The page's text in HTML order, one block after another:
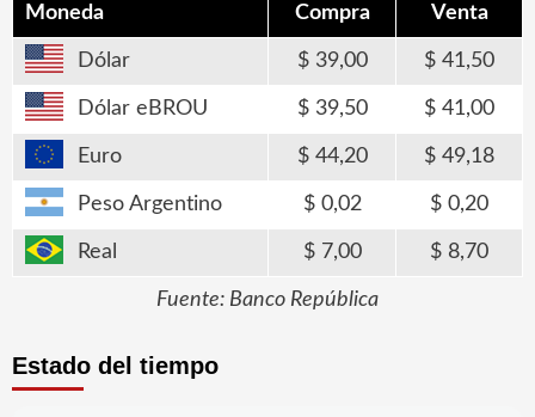
Moneda Compra Venta
Dólar 39,00 41,50
Dólar eBROU 39,50 41,00
Euro 44,20 49,18
Peso Argentino 0,02 0,20
Real 7,00 8,70
Fuente: Banco República
Estado del tiempo